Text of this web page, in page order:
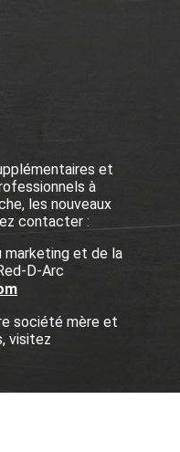
et
à
les nouveaux
contacter :
marketing et de la
D-Arc
société mère et
visitez